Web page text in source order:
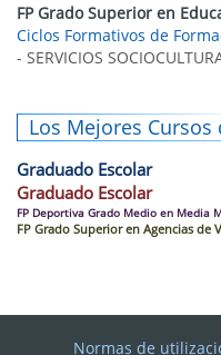
FP Grado Superior en
Ciclos Formativos de
- SERVICIOS
Los Mejores Cursos
Graduado Escolar
Graduado Escolar
FP Deportiva Grado Medio en Media
FP Grado Superior en Agencias de
Normas de